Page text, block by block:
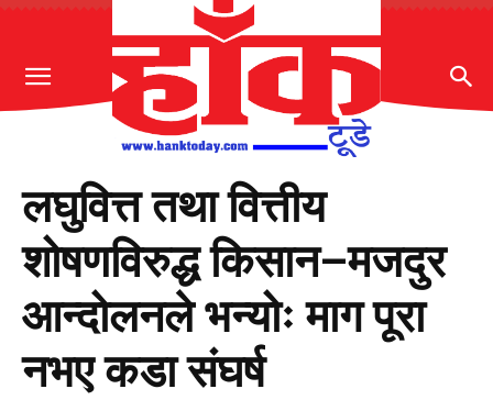
लघुवित्त तथा वित्तीय
शोषणविरुद्ध किसान–मजदुर
आन्दोलनले भन्योः माग पूरा
नभए कडा संघर्ष